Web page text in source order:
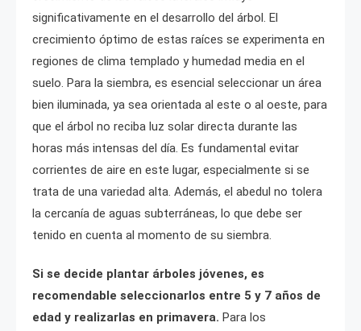
significativamente en el desarrollo del árbol. El
crecimiento óptimo de estas raíces se experimenta en
regiones de clima templado y humedad media en el
suelo. Para la siembra, es esencial seleccionar un área
bien iluminada, ya sea orientada al este o al oeste, para
que el árbol no reciba luz solar directa durante las
horas más intensas del día. Es fundamental evitar
corrientes de aire en este lugar, especialmente si se
trata de una variedad alta. Además, el abedul no tolera
la cercanía de aguas subterráneas, lo que debe ser
tenido en cuenta al momento de su siembra.
Si se decide plantar árboles jóvenes, es
recomendable seleccionarlos entre 5 y 7 años de
edad y realizarlas en primavera. Para los